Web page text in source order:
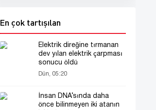
En çok tartışılan
Elektrik direğine tırmanan
dev yılan elektrik çarpması
sonucu öldü
Dün, 05:20
İnsan DNA’sında daha
önce bilinmeyen iki atanın